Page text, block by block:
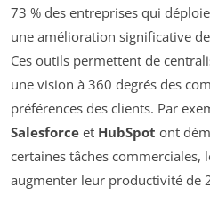
73 % des entreprises qui
une amélioration significative
Ces outils permettent de
une vision à 360 degrés des
préférences des clients. Par
Salesforce et HubSpot ont
certaines tâches
augmenter leur productivité de